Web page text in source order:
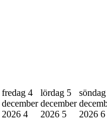
fredag 4
december
2026 4
lördag 5
december
2026 5
2026 6